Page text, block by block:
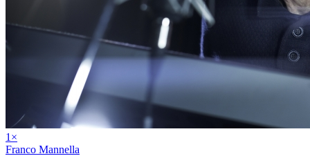
1 ×
Franco Mannella